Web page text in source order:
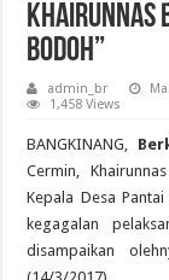
Khairunnas
Bodoh”
admin_br
1,458 Views
BANGKINANG,
Cermin,
Kepala Desa
kegagalan
disampaikan